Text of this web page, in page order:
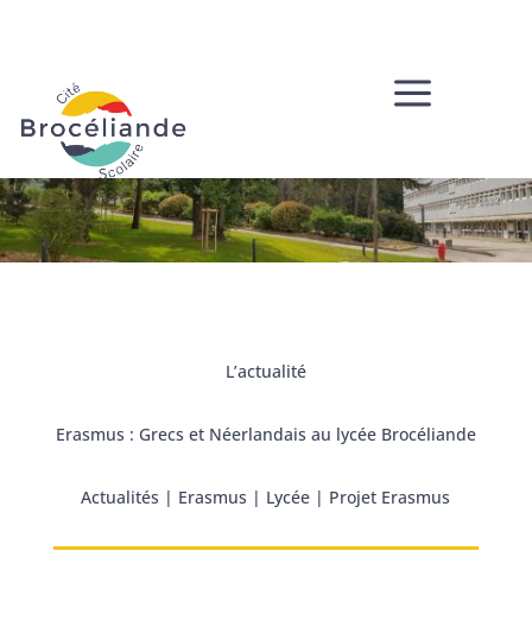
a
L’actualité
Erasmus : Grecs et Néerlandais au lycée Brocéliande
Actualités | Erasmus | Lycée | Projet Erasmus